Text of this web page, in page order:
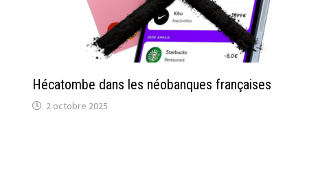
Hécatombe dans les néobanques françaises
2 octobre 2025